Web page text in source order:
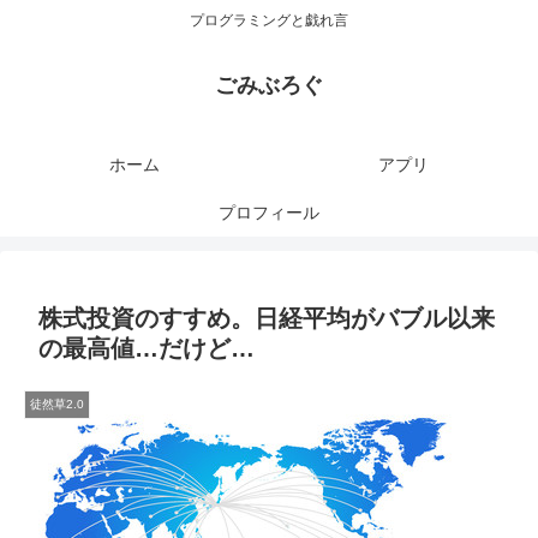
プログラミングと戯れ言
ごみぶろぐ
ホーム アプリ
プロフィール
株式投資のすすめ。日経平均がバブル以来
の最高値…だけど…
徒然草2.0